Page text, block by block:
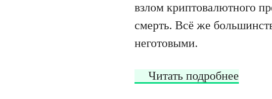
взлом криптовалютного
смерть. Всё же
неготовыми.
Читать подробнее